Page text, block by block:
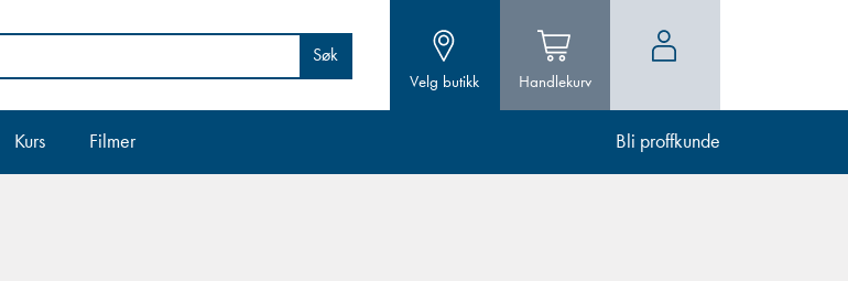
Søk
Velg butikk Handlekurv
Kurs Filmer Bli proffkunde